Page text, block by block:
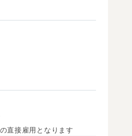
直接雇用となります